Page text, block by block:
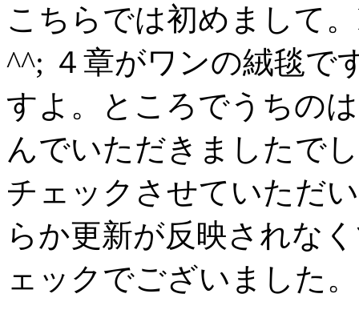
こちらでは初めまして
^^; ４章がワンの絨毯で
すよ。ところでうちの
んでいただきましたで
チェックさせていただ
らか更新が反映されな
ェックでございました。